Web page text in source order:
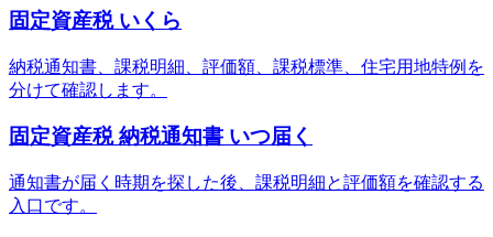
固定資産税 いくら
納税通知書、課税明細、評価額、課税標準、住宅用地特例を
分けて確認します。
固定資産税 納税通知書 いつ届く
通知書が届く時期を探した後、課税明細と評価額を確認する
入口です。